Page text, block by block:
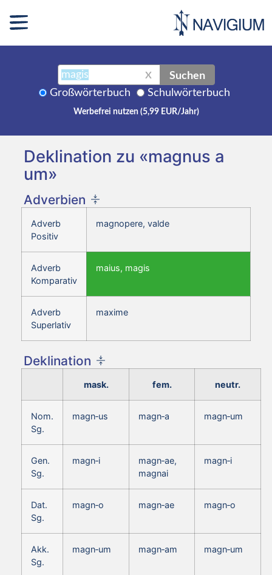
X Suchen
Großwörterbuch Schulwörterbuch
Werbefrei nutzen (5,99 EUR/Jahr)
Deklination zu «magnus a
um»
Adverbien
Adverb
Positiv
magnopere, valde
Adverb
Komparativ
maius, magis
Adverb
Superlativ
maxime
Deklination
mask. fem. neutr.
Nom.
Sg.
magn‑us magn‑a magn‑um
Gen.
Sg.
magn‑i
magn‑ae,
magnai
magn‑i
Dat.
Sg.
magn‑o magn‑ae magn‑o
Akk.
Sg.
magn‑um magn‑am magn‑um